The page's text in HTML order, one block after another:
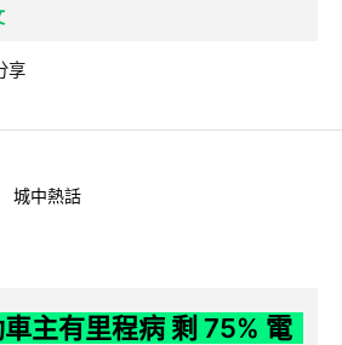
享
城中熱話
主有里程病 剩 75% 電